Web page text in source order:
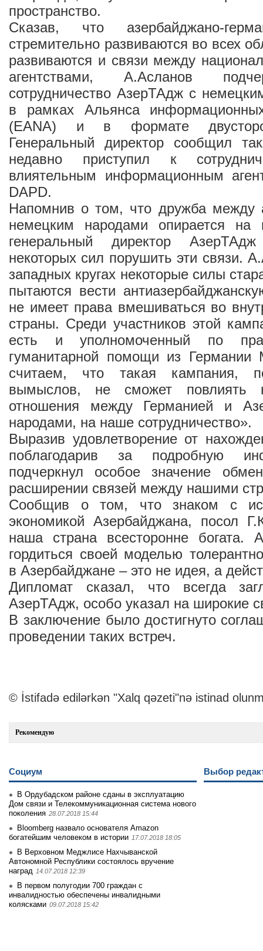
пространство.
Сказав, что азербайджано-
стремительно развиваются во всех
развиваются и связи между
агентствами, А.Асланов
сотрудничество АзерТАдж с
в рамках Альянса
(EANA) и в формате
Генеральный директор сообщил
недавно приступил к
влиятельным информационным
DAPD.
Напомнив о том, что дружба между
немецким народами опирается на
генеральный директор
некоторых сил порушить эти связи.
западных кругах некоторые силы
пытаются вести
не имеет права вмешиваться во
страны. Среди участников этой
есть и уполномоченный по
гуманитарной помощи из
считаем, что такая кампания,
вымыслов, не сможет повлиять
отношения между Германией и
народами, на наше сотрудничество».
Выразив удовлетворение от
поблагодарив за подробную
подчеркнул особое значение
расширении связей между нашими
Сообщив о том, что знаком с
экономикой Азербайджана, посол
наша страна всесторонне богата.
гордиться своей моделью
в Азербайджане – это не идея, а
Дипломат сказал, что всегда
АзерТАдж, особо указал на широкие
В заключение было достигнуто
проведении таких встреч.
© İstifadə edilərkən "Xalq qəzeti"nə istinad
Рекомендую
Социум
В Ордубадском районе сданы в эксплуатацию
Дом связи и Телекоммуникационная система нового
поколения 28.07.2018 15:44
Bloomberg назвало основателя Amazon
богатейшим человеком в истории 17.07.2018 18:05
В Верховном Меджлисе Нахчыванской
Автономной Республики состоялось вручение
наград 14.07.2018 12:39
В первом полугодии 700 граждан с
инвалидностью обеспечены инвалидными
колясками 09.07.2018 15:42
Выбор